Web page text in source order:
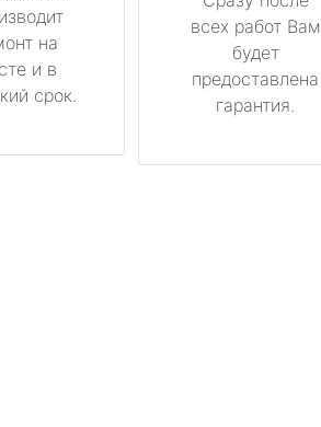
на
и в
срок.
всех работ Вам
будет
предоставлена
гарантия.